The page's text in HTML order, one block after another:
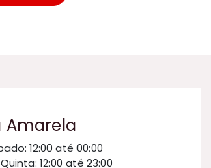
Amarela
12:00 até 00:00
12:00 até 23:00